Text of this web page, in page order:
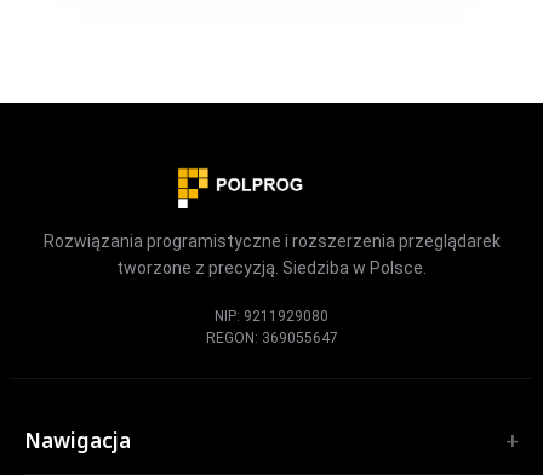
Rozwiązania programistyczne i rozszerzenia przeglądarek
tworzone z precyzją. Siedziba w Polsce.
NIP: 9211929080
REGON: 369055647
Nawigacja